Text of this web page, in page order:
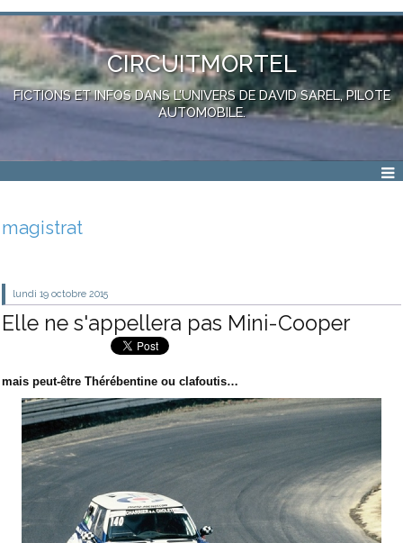
CIRCUITMORTEL
FICTIONS ET INFOS DANS L'UNIVERS DE DAVID SAREL, PILOTE
AUTOMOBILE.
magistrat
lundi 19 octobre 2015
Elle ne s'appellera pas Mini-Cooper
mais peut-être Thérébentine ou clafoutis…